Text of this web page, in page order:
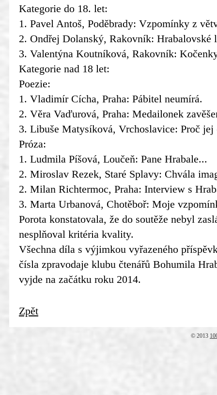
Kategorie do 18. let:
1. Pavel Antoš, Poděbrady: Vzpomínky z
2. Ondřej Dolanský, Rakovník: Hrabalovské
3. Valentýna Koutníková, Rakovník:
Kategorie nad 18 let:
Poezie:
1. Vladimír Cícha, Praha: Pábitel neumírá.
2. Věra Vaďurová, Praha: Medailonek
3. Libuše Matysíková, Vrchoslavice: Proč jej
Próza:
1. Ludmila Píšová, Loučeň: Pane Hrabale...
2. Miroslav Rezek, Staré Splavy: Chvála
2. Milan Richtermoc, Praha: Interview s
3. Marta Urbanová, Chotěboř: Moje
Porota konstatovala, že do soutěže nebyl
nesplňoval kritéria kvality.
Všechna díla s výjimkou vyřazeného
čísla zpravodaje klubu čtenářů Bohumila
vyjde na začátku roku 2014.
Zpět
© 2013